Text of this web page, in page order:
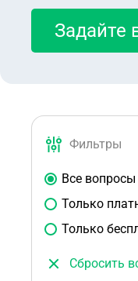
Задайте
Фильтры
Все вопросы
Только
Только
Сбросить